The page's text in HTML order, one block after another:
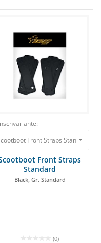
Black, Gr. 0 34,00 €
Front Straps Standard
Front Straps
Standard
Black, Gr. Standard
(0)